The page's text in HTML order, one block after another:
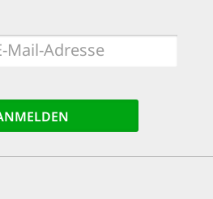
E-
Mail